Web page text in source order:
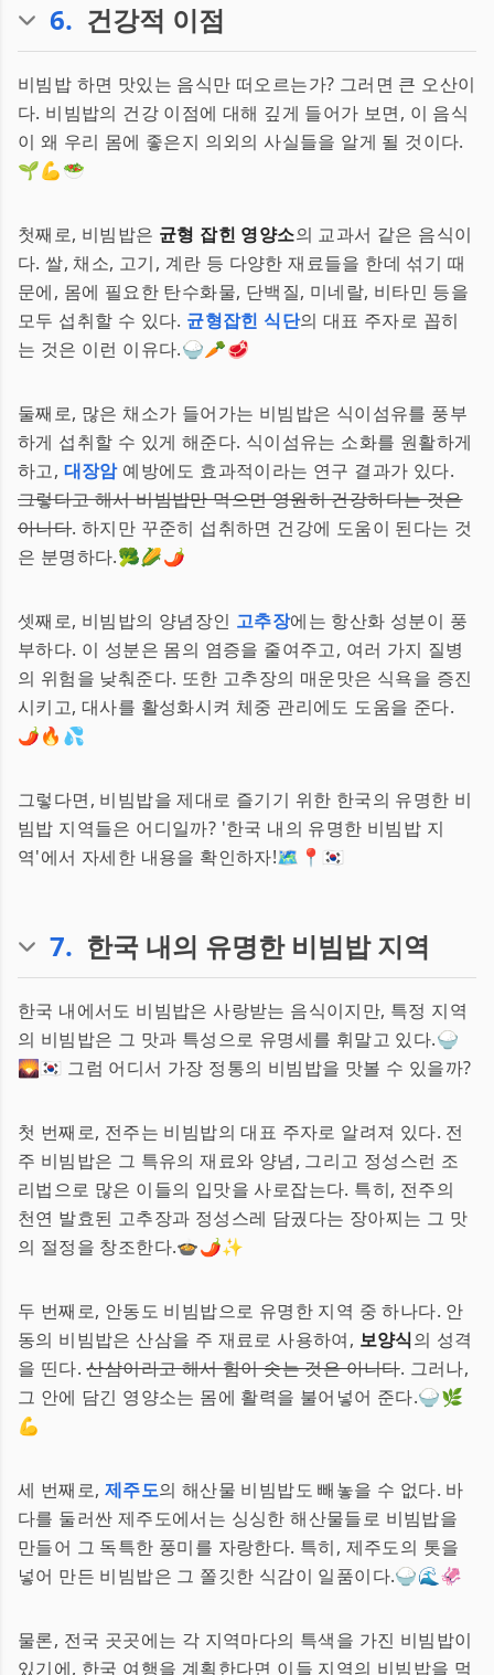
6. 건강적 이점
비빔밥 하면 맛있는 음식만 떠오르는가? 그러면 큰 오산이
다. 비빔밥의 건강 이점에 대해 깊게 들어가 보면, 이 음식
이 왜 우리 몸에 좋은지 의외의 사실들을 알게 될 것이다.
🌱💪🥗
첫째로, 비빔밥은 균형 잡힌 영양소의 교과서 같은 음식이
다. 쌀, 채소, 고기, 계란 등 다양한 재료들을 한데 섞기 때
문에, 몸에 필요한 탄수화물, 단백질, 미네랄, 비타민 등을
모두 섭취할 수 있다. 균형잡힌 식단의 대표 주자로 꼽히
는 것은 이런 이유다.🍚🥕🥩
둘째로, 많은 채소가 들어가는 비빔밥은 식이섬유를 풍부
하게 섭취할 수 있게 해준다. 식이섬유는 소화를 원활하게
하고, 대장암예방에도 효과적이라는 연구 결과가 있다.
그렇다고 해서 비빔밥만 먹으면 영원히 건강하다는 것은
아니다. 하지만 꾸준히 섭취하면 건강에 도움이 된다는 것
은 분명하다.🥦🌽🌶️
셋째로, 비빔밥의 양념장인 고추장에는 항산화 성분이 풍
부하다. 이 성분은 몸의 염증을 줄여주고, 여러 가지 질병
의 위험을 낮춰준다. 또한 고추장의 매운맛은 식욕을 증진
시키고, 대사를 활성화시켜 체중 관리에도 도움을 준다.
🌶️🔥💦
그렇다면, 비빔밥을 제대로 즐기기 위한 한국의 유명한 비
빔밥 지역들은 어디일까? '한국 내의 유명한 비빔밥 지
역'에서 자세한 내용을 확인하자!🗺️📍🇰🇷
7. 한국 내의 유명한 비빔밥 지역
한국 내에서도 비빔밥은 사랑받는 음식이지만, 특정 지역
의 비빔밥은 그 맛과 특성으로 유명세를 휘말고 있다.🍚
🌄🇰🇷 그럼 어디서 가장 정통의 비빔밥을 맛볼 수 있을까?
첫 번째로, 전주는 비빔밥의 대표 주자로 알려져 있다. 전
주 비빔밥은 그 특유의 재료와 양념, 그리고 정성스런 조
리법으로 많은 이들의 입맛을 사로잡는다. 특히, 전주의
천연 발효된 고추장과 정성스레 담궜다는 장아찌는 그 맛
의 절정을 창조한다.🍲🌶️✨
두 번째로, 안동도 비빔밥으로 유명한 지역 중 하나다. 안
동의 비빔밥은 산삼을 주 재료로 사용하여, 보양식의 성격
을 띤다.산삼이라고 해서 힘이 솟는 것은 아니다. 그러나,
그 안에 담긴 영양소는 몸에 활력을 불어넣어 준다.🍚🌿
💪
세 번째로, 제주도의 해산물 비빔밥도 빼놓을 수 없다. 바
다를 둘러싼 제주도에서는 싱싱한 해산물들로 비빔밥을
만들어 그 독특한 풍미를 자랑한다. 특히, 제주도의 톳을
넣어 만든 비빔밥은 그 쫄깃한 식감이 일품이다.🍚🌊🦑
물론, 전국 곳곳에는 각 지역마다의 특색을 가진 비빔밥이
있기에, 한국 여행을 계획한다면 이들 지역의 비빔밥을 먹